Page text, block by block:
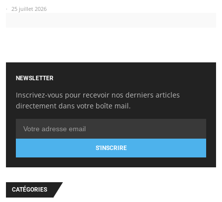
25 juillet 2026
NEWSLETTER
Inscrivez-vous pour recevoir nos derniers articles
directement dans votre boîte mail.
S'INSCRIRE
CATÉGORIES